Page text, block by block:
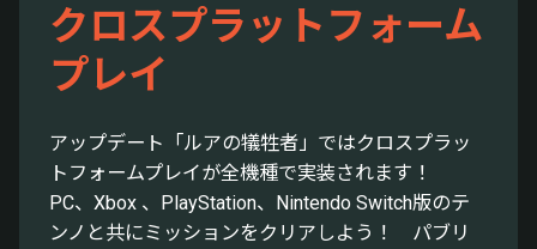
クロスプラットフォーム
プレイ
アップデート「ルアの犠牲者」ではクロスプラッ
トフォームプレイが全機種で実装されます！
PC、Xbox 、PlayStation、Nintendo Switch版のテ
ンノと共にミッションをクリアしよう！ パブリ